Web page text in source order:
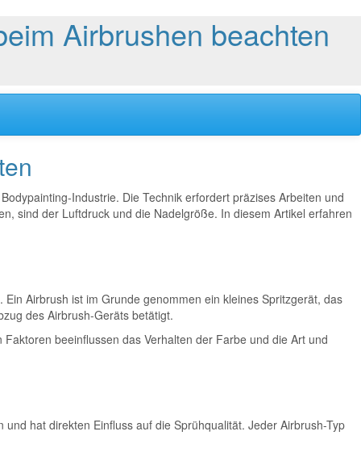
Airbrushen beachten
Industrie. Die Technik erfordert präzises Arbeiten und
sind der Luftdruck und die Nadelgröße. In diesem Artikel erfahren
Airbrush ist im Grunde genommen ein kleines Spritzgerät, das
des Airbrush-Geräts betätigt.
beeinflussen das Verhalten der Farbe und die Art und
hat direkten Einfluss auf die Sprühqualität. Jeder Airbrush-Typ